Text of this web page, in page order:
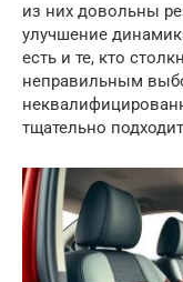
из них довольны
улучшение
есть и те, кто
неправильным
тщательно